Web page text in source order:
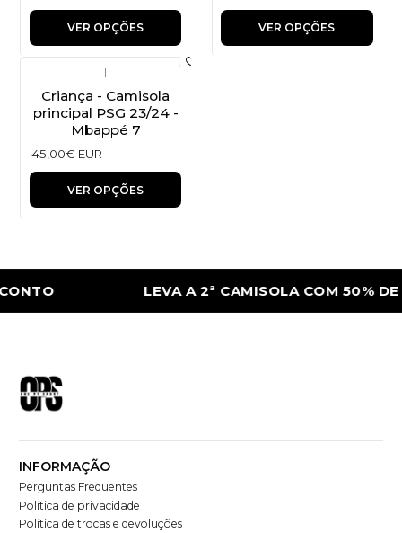
VER OPÇÕES VER OPÇÕES
Criança - Camisola
principal PSG 23/24 -
Mbappé 7
45,00€ EUR
VER OPÇÕES
LEVA A 2ª CAMISOLA COM 50% DE
INFORMAÇÃO
Perguntas Frequentes
Política de privacidade
Política de trocas e devoluções